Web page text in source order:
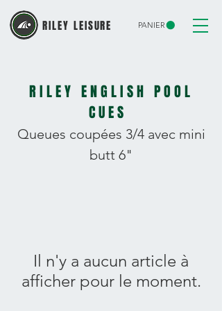
PANIER
RILEY LEISURE
RILEY ENGLISH POOL
CUES
Queues coupées 3/4 avec mini
butt 6"
Il n'y a aucun article à
afficher pour le moment.